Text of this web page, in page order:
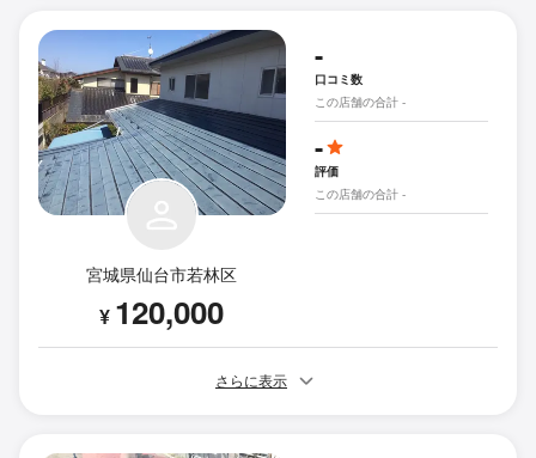
宮城県仙台市若林区
¥ 120,000
-
口コミ数
この店舗の合計 -
-
評価
この店舗の合計 -
さらに表示